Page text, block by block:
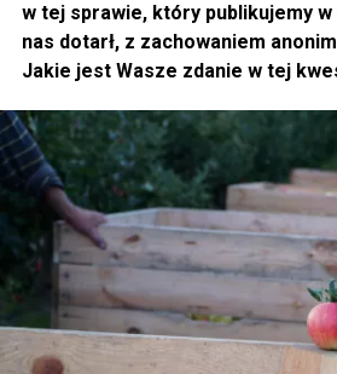
w tej sprawie, który publikujemy
nas dotarł, z zachowaniem
Jakie jest Wasze zdanie w tej